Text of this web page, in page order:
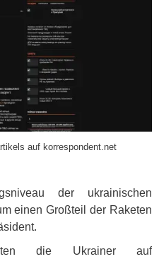
auf korrespondent.net
der ukrainischen
einen Großteil der Raketen
die Ukrainer auf